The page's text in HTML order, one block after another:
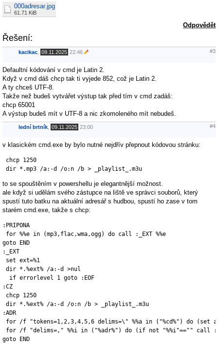
000adresar.jpg
61.71 KiB
Odpovědět
Řešení:
kacikac 09.11.2025 22:46 #3
Defaultní kódování v cmd je Latin 2.
Když v cmd dáš chcp tak ti vyjede 852, což je Latin 2.
A ty chceš UTF-8.
Takže než budeš vytvářet výstup tak před tím v cmd zadáš:
chcp 65001
A výstup budeš mít v UTF-8 a nic zkomoleného mít nebudeš.
lední brtník 09.11.2025 23:00 #4
v klasickém cmd.exe by bylo nutné nejdřív přepnout kódovou stránku:
chcp 1250
dir *.mp3 /a:-d /o:n /b > _playlist_.m3u
to se spouštěním v powershellu je elegantnější možnost.
ale když si udělám svého zástupce na liště ve správci souborů, který
spustí tuto batku na aktuální adresář s hudbou, spustí ho zase v tom
starém cmd.exe, takže s chcp:
:PRIPONA
for %%e in (mp3,flac,wma,ogg) do call :_EXT %%e
goto END
:_EXT
set ext=%1
dir *.%ext% /a:-d >nul
  if errorlevel 1 goto :EOF
:CZ
chcp 1250
dir *.%ext% /a:-d /o:n /b > _playlist_.m3u
:ADR
for /f "tokens=1,2,3,4,5,6 delims=\" %%a in ("%cd%") do (set
for /f "delims=," %%i in ("%adr%") do (if not "%%i"=="" call
goto END